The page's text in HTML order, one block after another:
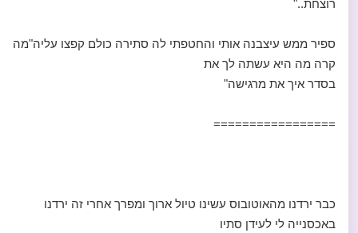
רוצחת.."
ספיר ממש עיצבנה אותי והחטפתי לה סתירה כולם קפצו עליה"מה
קרה מה היא עשתה לך את
בסדר איך את מרגישה"
=================
כבר ירדנו מהאוטובוס עשינו טיול ארוך ומפרך אחרי זה ירדנו
באכסנייה לי לעידן סתיו